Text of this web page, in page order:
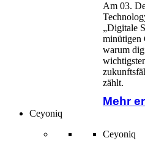
Am 03.
„Digitale
minütigen
warum
zählt.
Mehr
Ceyoniq
Ceyoniq